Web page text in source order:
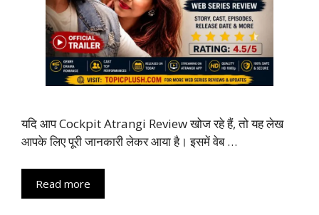
यदि आप Cockpit Atrangi Review खोज रहे हैं, तो यह लेख
आपके लिए पूरी जानकारी लेकर आया है। इसमें वेब …
Read more